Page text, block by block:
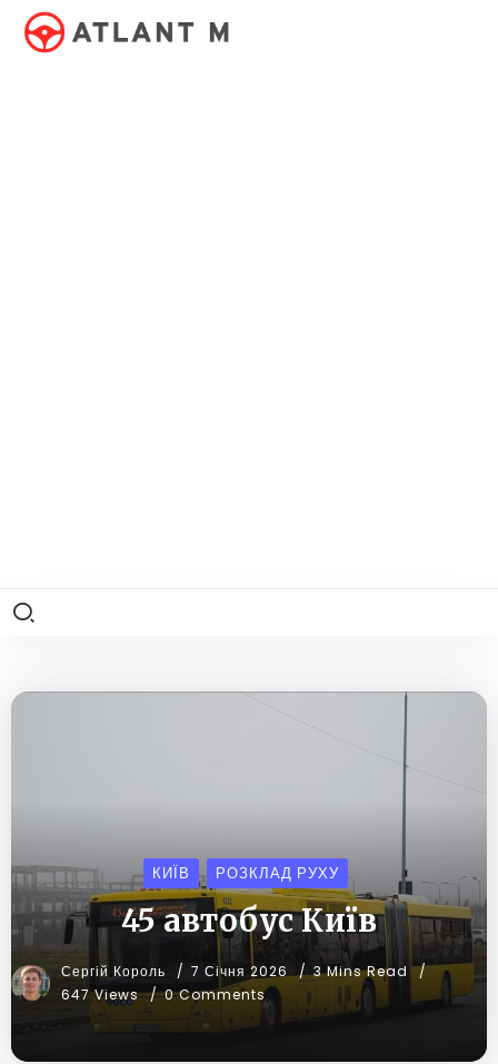
КИЇВ РОЗКЛАД РУХУ
45 автобус Київ
Сергій Король 7 Січня 2026
3 Mins Read
647 Views
0 Comments